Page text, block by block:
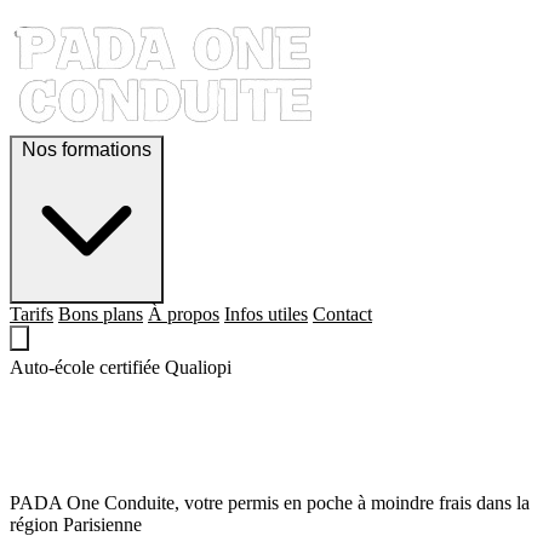
Nos formations
Tarifs Bons plans À propos Infos utiles Contact
Auto-école certifiée Qualiopi
PADA One Conduite, votre permis en poche à moindre frais dans la
région Parisienne